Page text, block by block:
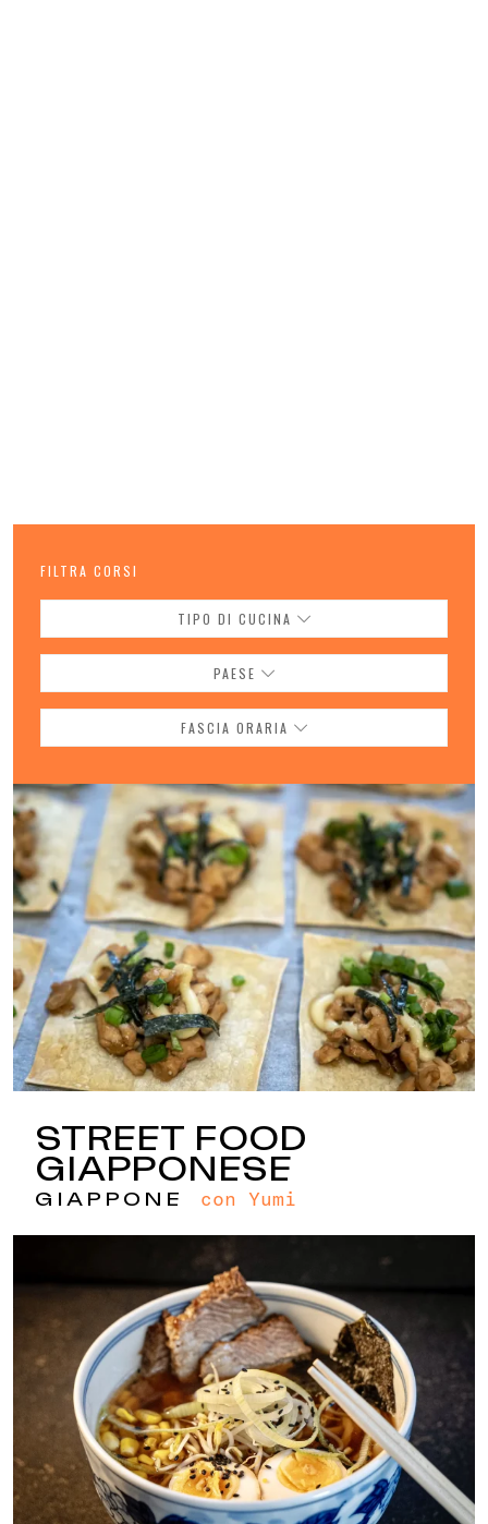
FILTRA CORSI
TIPO DI CUCINA
PAESE
FASCIA ORARIA
STREET FOOD
GIAPPONESE
GIAPPONE con Yumi